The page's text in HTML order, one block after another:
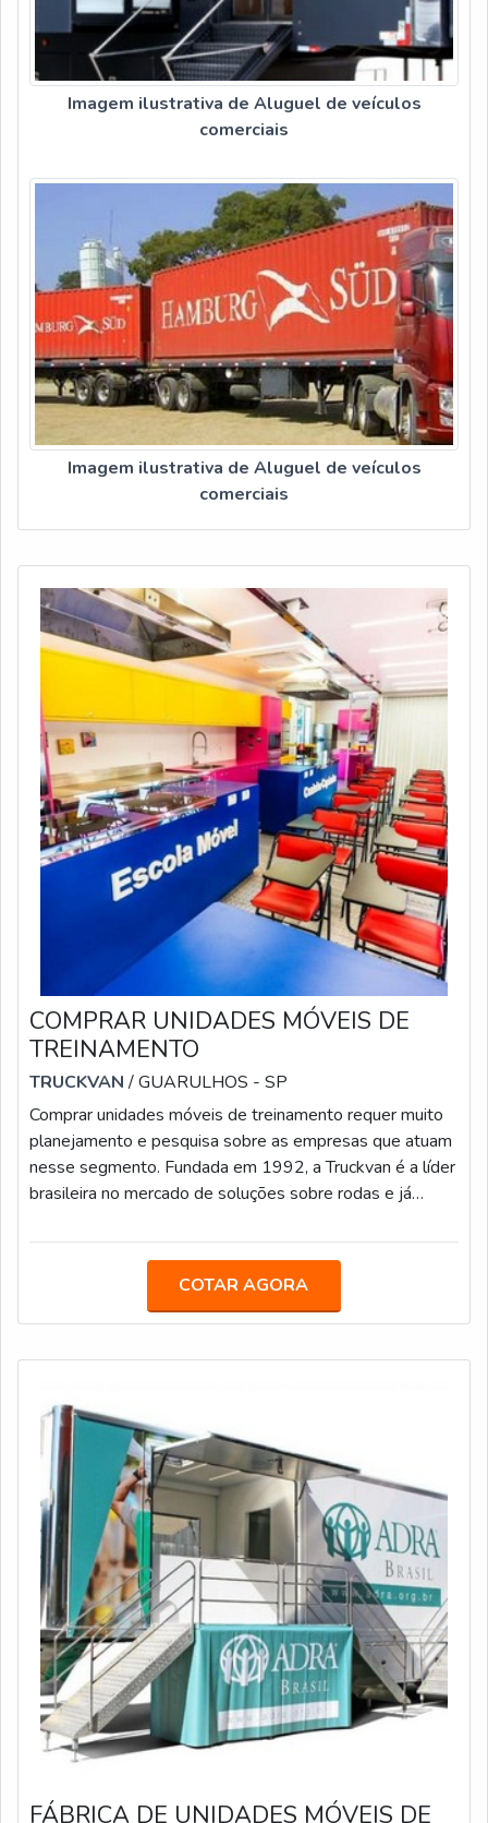
Imagem ilustrativa de Aluguel de veículos
comerciais
Imagem ilustrativa de Aluguel de veículos
comerciais
COMPRAR UNIDADES MÓVEIS DE
TREINAMENTO
TRUCKVAN/ GUARULHOS - SP
Comprar unidades móveis de treinamento requer muito
planejamento e pesquisa sobre as empresas que atuam
nesse segmento. Fundada em 1992, a Truckvan é a líder
brasileira no mercado de soluções sobre rodas e já
(Senai, Sesi, Senac e Sesc) e mais de 20 modelos para o
profissional do Governo de São Paulo.MAIS
INFORMAÇÕES SOBRE O PRODUTOOs modelos
COTAR AGORA
FÁBRICA DE UNIDADES MÓVEIS DE